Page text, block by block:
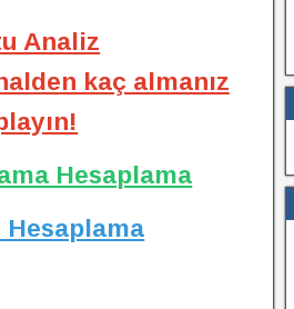
Analiz
kaç almanız
Hesaplama
Hesaplama